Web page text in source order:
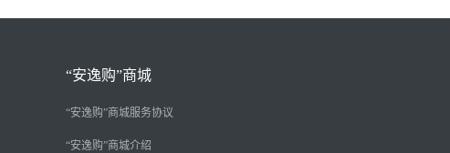
“安逸购”商城
“安逸购”商城服务协议
“安逸购”商城介绍